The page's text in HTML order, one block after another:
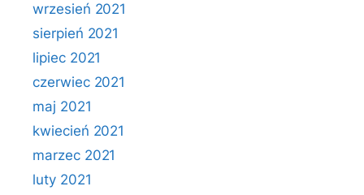
wrzesień 2021
sierpień 2021
lipiec 2021
czerwiec 2021
maj 2021
kwiecień 2021
marzec 2021
luty 2021